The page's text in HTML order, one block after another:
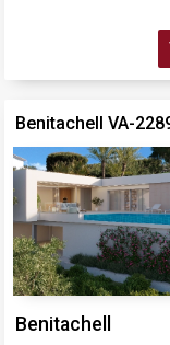
Benitachell VA-
Benitachell